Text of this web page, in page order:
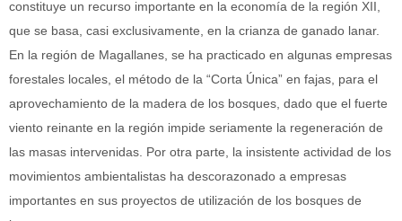
constituye un recurso importante en la economía de la región XII,
que se basa, casi exclusivamente, en la crianza de ganado lanar.
En la región de Magallanes, se ha practicado en algunas empresas
forestales locales, el método de la “Corta Única” en fajas, para el
aprovechamiento de la madera de los bosques, dado que el fuerte
viento reinante en la región impide seriamente la regeneración de
las masas intervenidas. Por otra parte, la insistente actividad de los
movimientos ambientalistas ha descorazonado a empresas
importantes en sus proyectos de utilización de los bosques de